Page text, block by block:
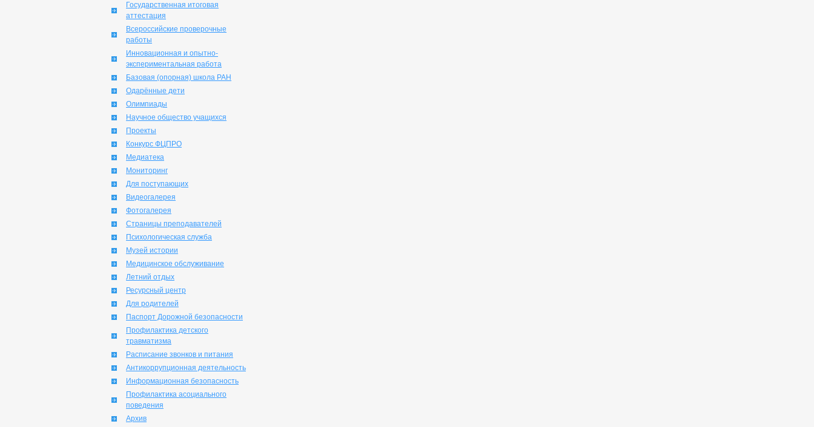
Государственная итоговая
аттестация
Всероссийские проверочные
работы
Инновационная и опытно-
экспериментальная работа
Базовая (опорная) школа РАН
Одарённые дети
Олимпиады
Научное общество учащихся
Проекты
Конкурс ФЦПРО
Медиатека
Мониторинг
Для поступающих
Видеогалерея
Фотогалерея
Страницы преподавателей
Психологическая служба
Музей истории
Медицинское обслуживание
Летний отдых
Ресурсный центр
Для родителей
Паспорт Дорожной безопасности
Профилактика детского
травматизма
Расписание звонков и питания
Антикоррупционная деятельность
Информационная безопасность
Профилактика асоциального
поведения
Архив